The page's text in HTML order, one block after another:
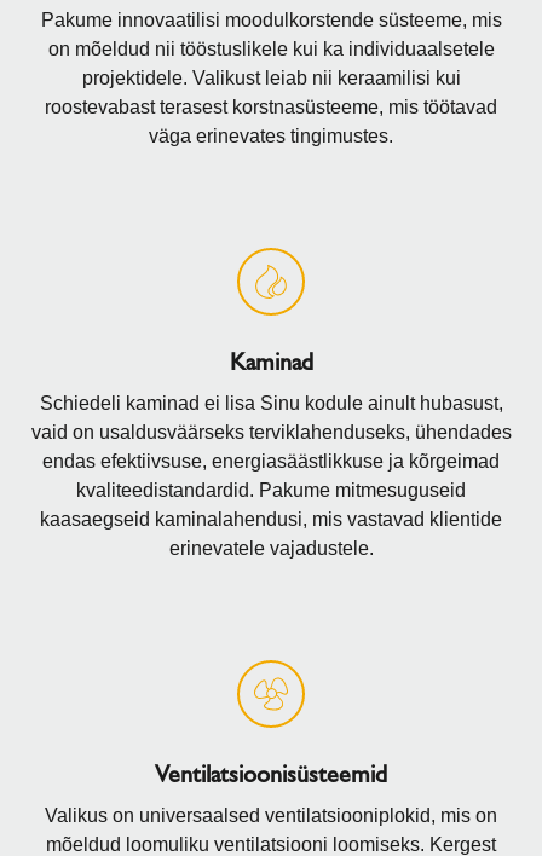
Pakume innovaatilisi moodulkorstende süsteeme, mis
on mõeldud nii tööstuslikele kui ka individuaalsetele
projektidele. Valikust leiab nii keraamilisi kui
roostevabast terasest korstnasüsteeme, mis töötavad
väga erinevates tingimustes.
Kaminad
Schiedeli kaminad ei lisa Sinu kodule ainult hubasust,
vaid on usaldusväärseks terviklahenduseks, ühendades
endas efektiivsuse, energiasäästlikkuse ja kõrgeimad
kvaliteedistandardid. Pakume mitmesuguseid
kaasaegseid kaminalahendusi, mis vastavad klientide
erinevatele vajadustele.
Ventilatsioonisüsteemid
Valikus on universaalsed ventilatsiooniplokid, mis on
mõeldud loomuliku ventilatsiooni loomiseks. Kergest